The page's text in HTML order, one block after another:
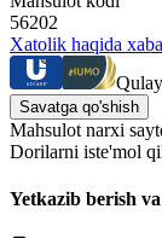
56202
Xatolik haqida
Savatga qo'shish
Mahsulot narxi
Dorilarni iste'mol
Yetkazib berish